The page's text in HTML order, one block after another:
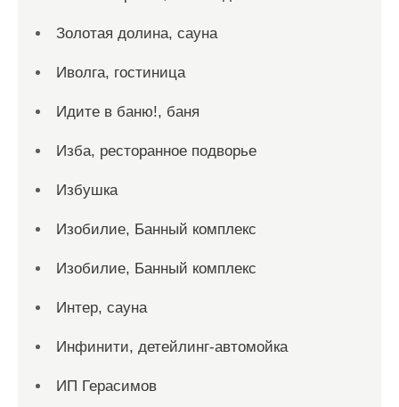
Золотая долина, сауна
Иволга, гостиница
Идите в баню!, баня
Изба, ресторанное подворье
Избушка
Изобилие, Банный комплекс
Изобилие, Банный комплекс
Интер, сауна
Инфинити, детейлинг-автомойка
ИП Герасимов